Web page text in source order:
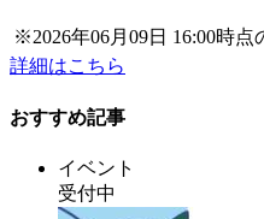
※2026年06月09日 16:00時点
詳細はこちら
おすすめ記事
イベント
受付中